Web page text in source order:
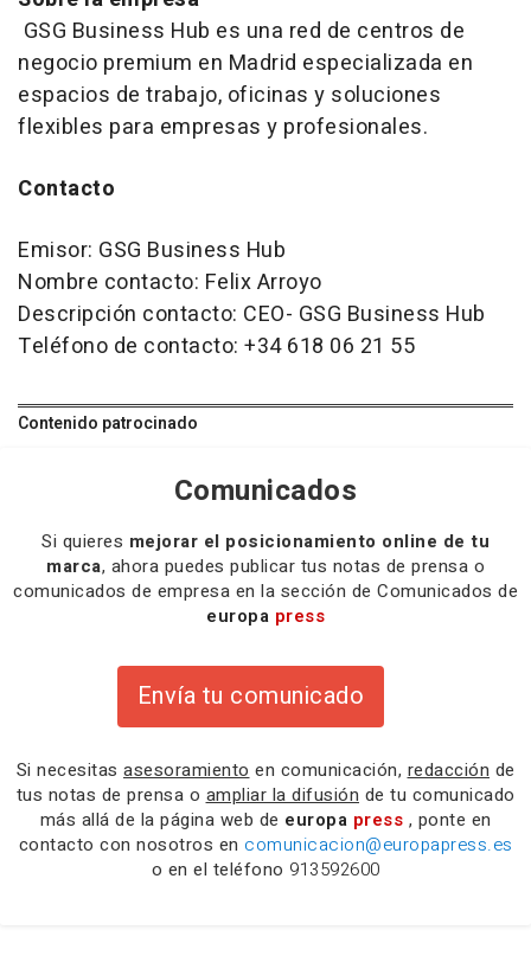
GSG Business Hub es una red de centros de
negocio premium en Madrid especializada en
espacios de trabajo, oficinas y soluciones
flexibles para empresas y profesionales.
Contacto
Emisor: GSG Business Hub
Nombre contacto: Felix Arroyo
Descripción contacto: CEO- GSG Business Hub
Teléfono de contacto: +34 618 06 21 55
Contenido patrocinado
Comunicados
Si quieres mejorar el posicionamiento online de tu
marca, ahora puedes publicar tus notas de prensa o
comunicados de empresa en la sección de Comunicados de
europa press
Envía tu comunicado
Si necesitas asesoramiento en comunicación, redacción de
tus notas de prensa o ampliar la difusión de tu comunicado
más allá de la página web de europa press , ponte en
contacto con nosotros en comunicacion@europapress.es
o en el teléfono 913592600